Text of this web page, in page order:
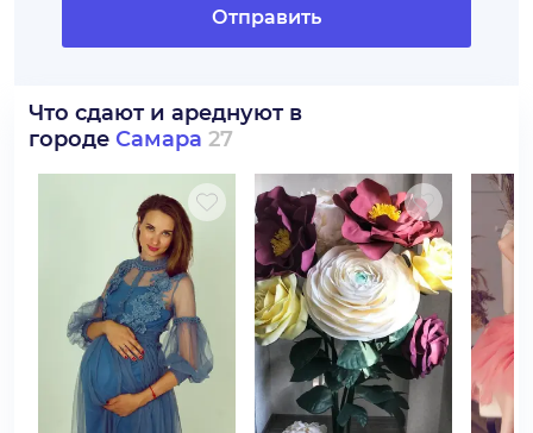
Отправить
Что сдают и ареднуют в
городе Самара 27